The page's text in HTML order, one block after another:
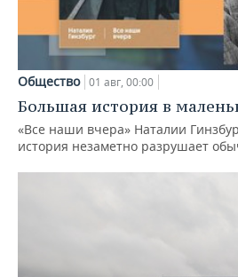
Общество 01 авг, 00:00
Большая история в
«Все наши вчера» Наталии
история незаметно разрушает